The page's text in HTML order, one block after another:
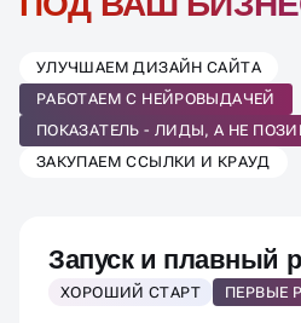
УЛУЧШАЕМ ДИЗАЙН САЙТА
РАБОТАЕМ С НЕЙРОВЫДАЧЕЙ
ПОКАЗАТЕЛЬ - ЛИДЫ, А НЕ
ЗАКУПАЕМ ССЫЛКИ И КРАУД
Запуск и плавный
ХОРОШИЙ СТАРТ ПЕРВЫЕ